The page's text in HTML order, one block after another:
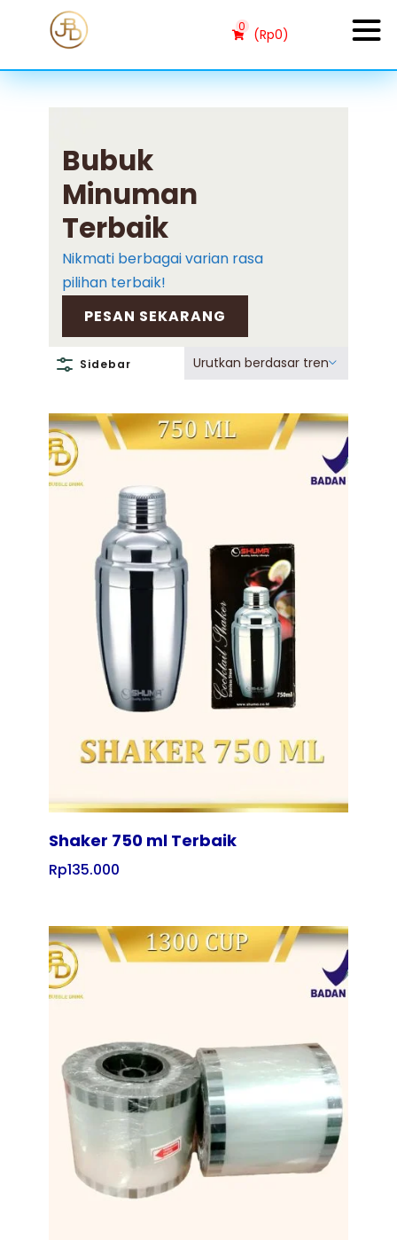
0 (Rp0)
Bubuk
Minuman
Terbaik
Nikmati berbagai varian rasa
pilihan terbaik!
PESAN SEKARANG
Sidebar Urutkan berdasar tren
Shaker 750 ml Terbaik
Rp135.000
Tampilkan